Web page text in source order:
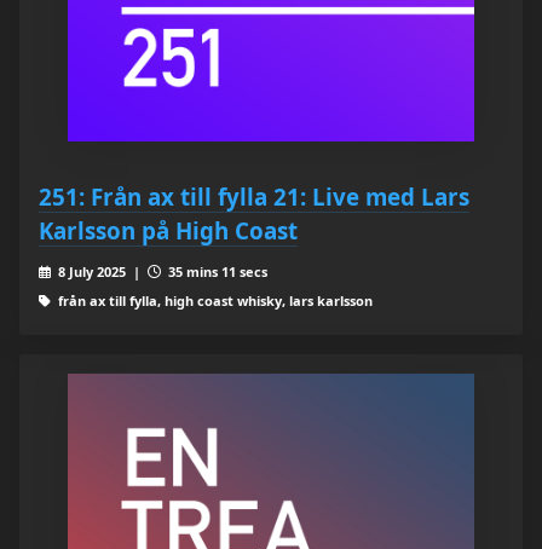
251: Från ax till fylla 21: Live med Lars
Karlsson på High Coast
8 July 2025 |
35 mins 11 secs
från ax till fylla, high coast whisky, lars karlsson